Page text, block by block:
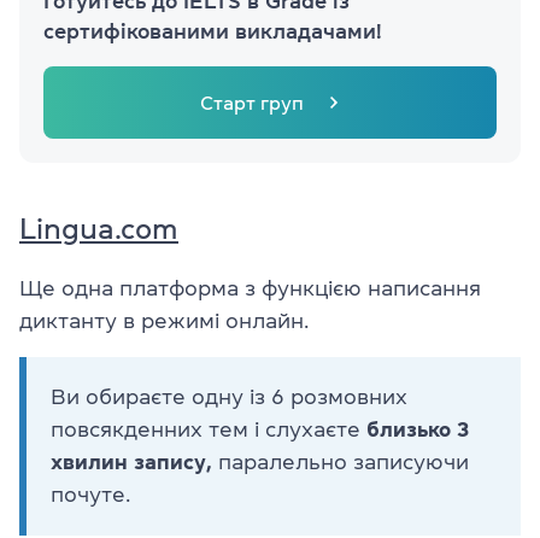
сертифікованими викладачами!
Старт груп
Lingua.com
Ще одна платформа з функцією написання
диктанту в режимі онлайн.
Ви обираєте одну із 6 розмовних
повсякденних тем і слухаєте близько 3
хвилин запису, паралельно записуючи
почуте.